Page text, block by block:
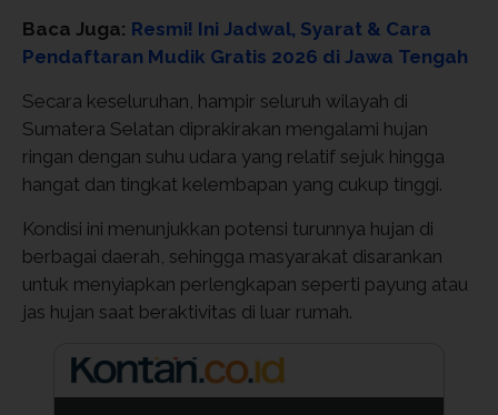
Baca Juga: Resmi! Ini Jadwal, Syarat & Cara
Pendaftaran Mudik Gratis 2026 di Jawa Tengah
Secara keseluruhan, hampir seluruh wilayah di
Sumatera Selatan diprakirakan mengalami hujan
ringan dengan suhu udara yang relatif sejuk hingga
hangat dan tingkat kelembapan yang cukup tinggi.
Kondisi ini menunjukkan potensi turunnya hujan di
berbagai daerah, sehingga masyarakat disarankan
untuk menyiapkan perlengkapan seperti payung atau
jas hujan saat beraktivitas di luar rumah.